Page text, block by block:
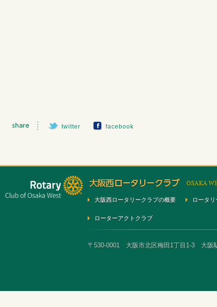
twitter facebook
大阪西ロータリークラブの概要 ロータ
ローターアクトクラブ
〒530-0001 大阪市北区梅田1丁目1-3 大阪